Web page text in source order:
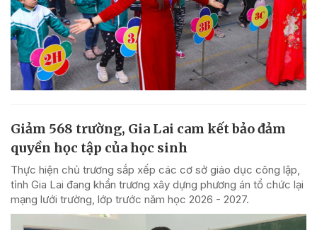
Giảm 568 trường, Gia Lai cam kết bảo đảm
quyền học tập của học sinh
Thực hiện chủ trương sắp xếp các cơ sở giáo dục công lập,
tỉnh Gia Lai đang khẩn trương xây dựng phương án tổ chức lại
mạng lưới trường, lớp trước năm học 2026 - 2027.